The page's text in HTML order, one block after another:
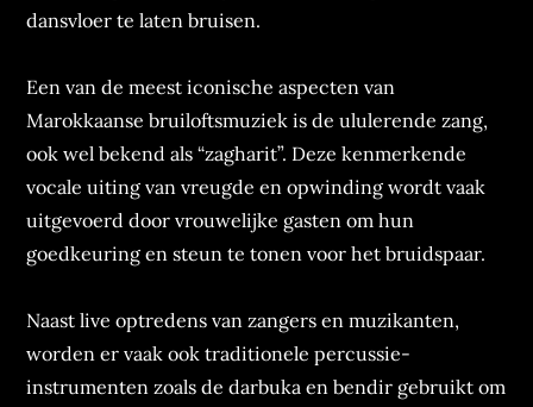
dansvloer te laten bruisen.
Een van de meest iconische aspecten van
Marokkaanse bruiloftsmuziek is de ululerende zang,
ook wel bekend als “zagharit”. Deze kenmerkende
vocale uiting van vreugde en opwinding wordt vaak
uitgevoerd door vrouwelijke gasten om hun
goedkeuring en steun te tonen voor het bruidspaar.
Naast live optredens van zangers en muzikanten,
worden er vaak ook traditionele percussie-
instrumenten zoals de darbuka en bendir gebruikt om